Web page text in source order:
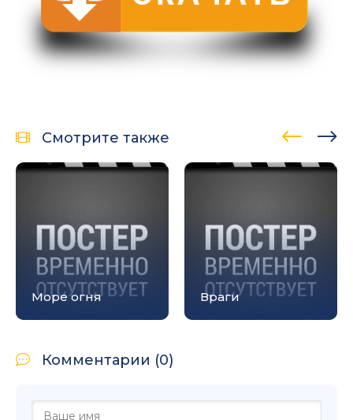
Смотрите также
Море огня Враги
Комментарии (0)